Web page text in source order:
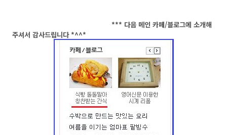
*** 다음 메인 카페/블로그에 소개해
주셔서 감사드립니다 *^^*